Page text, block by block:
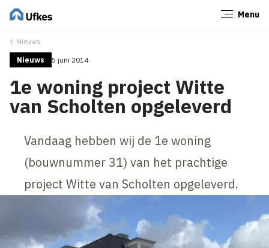
Menu
Nieuws
Nieuws 5 juni 2014
1e woning project Witte
van Scholten opgeleverd
Vandaag hebben wij de 1e woning
(bouwnummer 31) van het prachtige
project Witte van Scholten opgeleverd.
Sluiten